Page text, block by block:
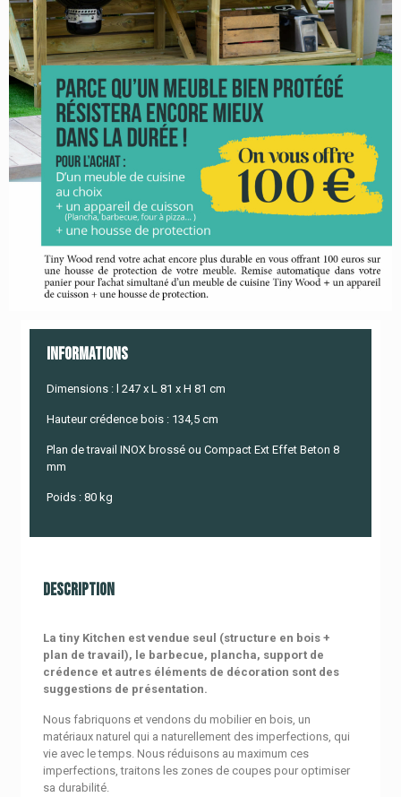
Informations
Dimensions : l 247 x L 81 x H 81 cm
Hauteur crédence bois : 134,5 cm
Plan de travail INOX brossé ou Compact Ext Effet Beton 8
mm
Poids : 80 kg
Description
La tiny Kitchen est vendue seul (structure en bois +
plan de travail), le barbecue, plancha, support de
crédence et autres éléments de décoration sont des
suggestions de présentation.
Nous fabriquons et vendons du mobilier en bois, un
matériaux naturel qui a naturellement des imperfections, qui
vie avec le temps. Nous réduisons au maximum ces
imperfections, traitons les zones de coupes pour optimiser
sa durabilité.